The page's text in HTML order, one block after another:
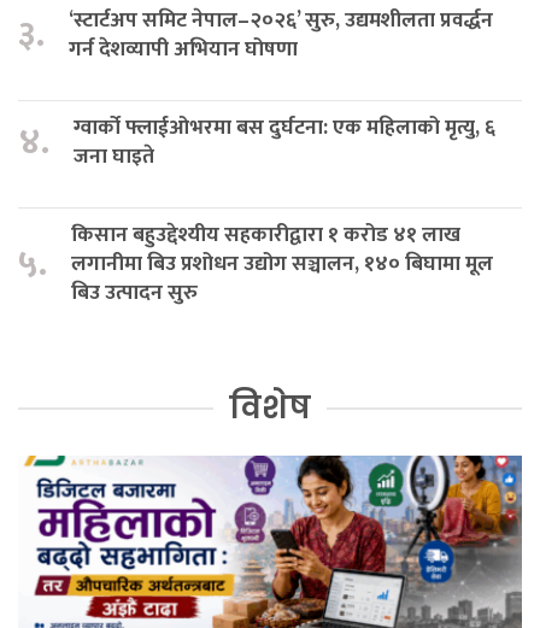
३.
‘स्टार्टअप समिट नेपाल–२०२६’ सुरु, उद्यमशीलता प्रवर्द्धन
गर्न देशव्यापी अभियान घोषणा
४.
ग्वार्को फ्लाईओभरमा बस दुर्घटना: एक महिलाको मृत्यु, ६
जना घाइते
५.
किसान बहुउद्देश्यीय सहकारीद्वारा १ करोड ४१ लाख
लगानीमा बिउ प्रशोधन उद्योग सञ्चालन, १४० बिघामा मूल
बिउ उत्पादन सुरु
विशेष